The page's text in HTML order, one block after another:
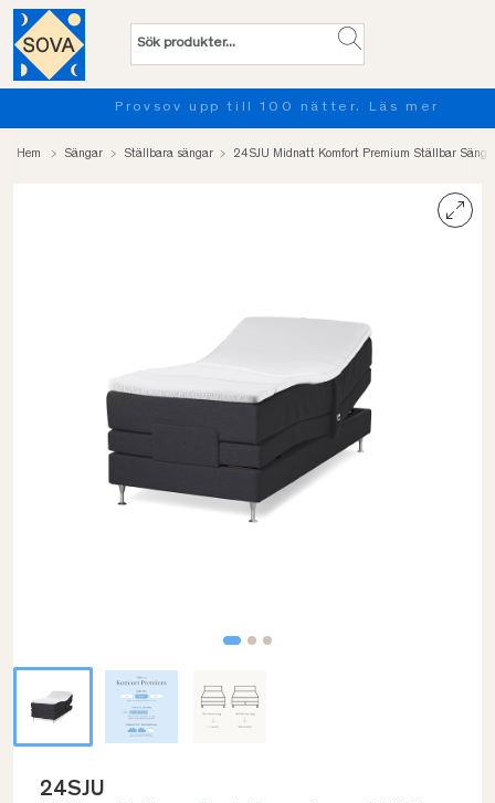
Provsov upp till 100 nätter. Läs mer
Hem Sängar Ställbara sängar 24SJU Midnatt Komfort Premium Ställbar Säng
24SJU